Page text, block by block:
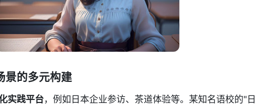
景的多元构建
实践平台，例如日本企业参访、茶道体验等。某知名语校的"日